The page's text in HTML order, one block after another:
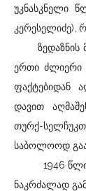
უკნასკნელი
კერესელიძე),
ზედაზნის
ერთი ძლიერი
ფაქტებიდან
დავით
თურქ-
საბოლოოდ
1946 წლის
ნაკრძალად